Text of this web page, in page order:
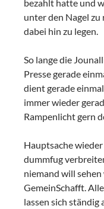
bezahlt hatte und
unter den Nagel
dabei hin zu legen.
So lange die
Presse gerade
dient gerade
immer wieder
Rampenlicht gern
Hauptsache
dummfug
niemand will
GemeinSchafft.
lassen sich ständig